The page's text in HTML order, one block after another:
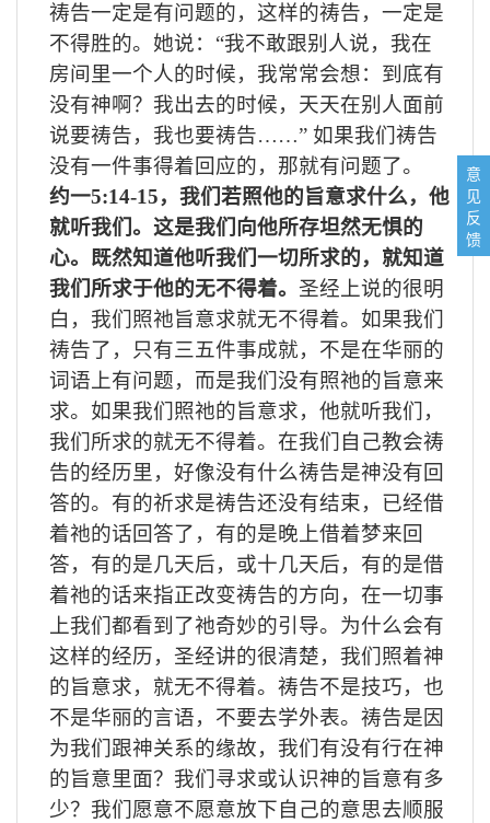
祷告一定是有问题的，这样的祷告，一定是
不得胜的。她说：“我不敢跟别人说，我在
房间里一个人的时候，我常常会想：到底有
没有神啊？我出去的时候，天天在别人面前
说要祷告，我也要祷告……” 如果我们祷告
没有一件事得着回应的，那就有问题了。
约一5:14-15，我们若照他的旨意求什么，他
就听我们。这是我们向他所存坦然无惧的
心。既然知道他听我们一切所求的，就知道
我们所求于他的无不得着。圣经上说的很明
白，我们照祂旨意求就无不得着。如果我们
祷告了，只有三五件事成就，不是在华丽的
词语上有问题，而是我们没有照祂的旨意来
求。如果我们照祂的旨意求，他就听我们，
我们所求的就无不得着。在我们自己教会祷
告的经历里，好像没有什么祷告是神没有回
答的。有的祈求是祷告还没有结束，已经借
着祂的话回答了，有的是晚上借着梦来回
答，有的是几天后，或十几天后，有的是借
着祂的话来指正改变祷告的方向，在一切事
上我们都看到了祂奇妙的引导。为什么会有
这样的经历，圣经讲的很清楚，我们照着神
的旨意求，就无不得着。祷告不是技巧，也
不是华丽的言语，不要去学外表。祷告是因
为我们跟神关系的缘故，我们有没有行在神
的旨意里面？我们寻求或认识神的旨意有多
少？我们愿意不愿意放下自己的意思去顺服
意
见
反
馈